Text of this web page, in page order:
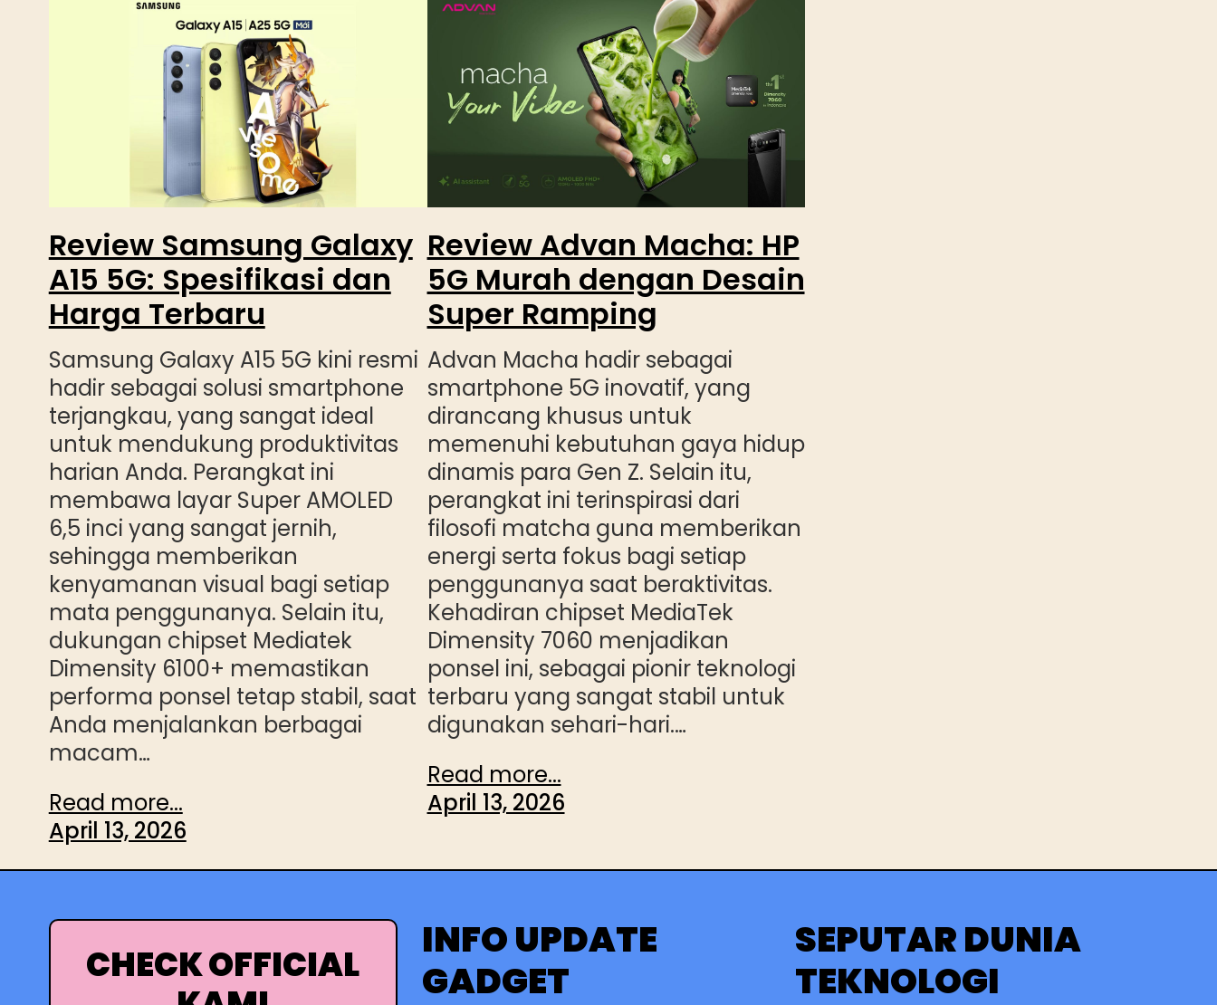
Review Samsung Galaxy
A15 5G: Spesifikasi dan
Harga Terbaru
Samsung Galaxy A15 5G kini resmi
hadir sebagai solusi smartphone
terjangkau, yang sangat ideal
untuk mendukung produktivitas
harian Anda. Perangkat ini
membawa layar Super AMOLED
6,5 inci yang sangat jernih,
sehingga memberikan
kenyamanan visual bagi setiap
mata penggunanya. Selain itu,
dukungan chipset Mediatek
Dimensity 6100+ memastikan
performa ponsel tetap stabil, saat
Anda menjalankan berbagai
macam…
Read more...
April 13, 2026
Review Advan Macha: HP
5G Murah dengan Desain
Super Ramping
Advan Macha hadir sebagai
smartphone 5G inovatif, yang
dirancang khusus untuk
memenuhi kebutuhan gaya hidup
dinamis para Gen Z. Selain itu,
perangkat ini terinspirasi dari
filosofi matcha guna memberikan
energi serta fokus bagi setiap
penggunanya saat beraktivitas.
Kehadiran chipset MediaTek
Dimensity 7060 menjadikan
ponsel ini, sebagai pionir teknologi
terbaru yang sangat stabil untuk
digunakan sehari-hari.…
Read more...
April 13, 2026
CHECK OFFICIAL
INFO UPDATE
GADGET
SEPUTAR DUNIA
TEKNOLOGI